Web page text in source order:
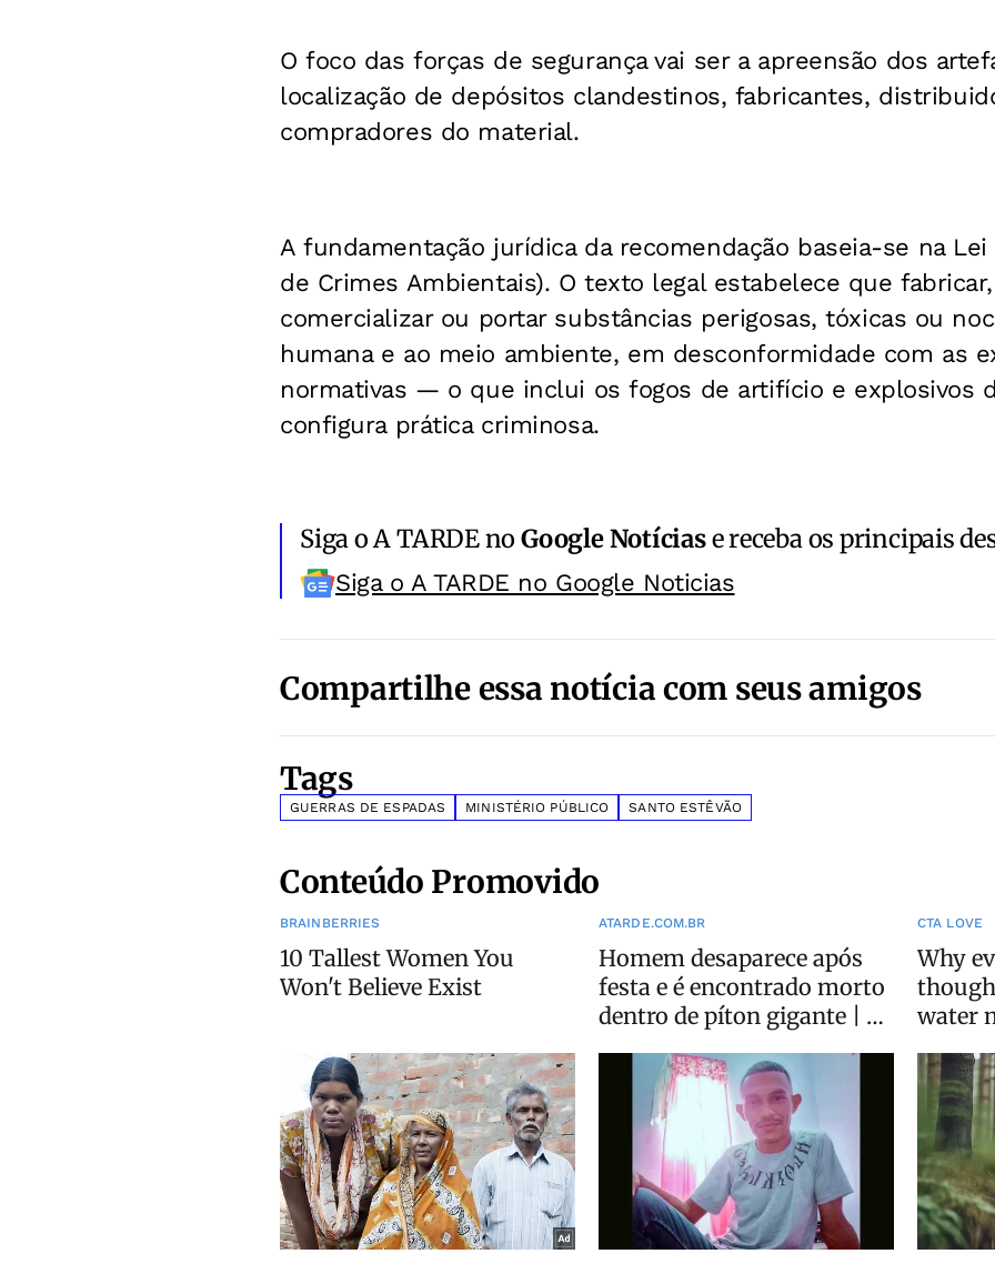
O foco das forças de segurança vai ser a apreensão dos
localização de depósitos clandestinos, fabricantes,
compradores do material.
A fundamentação jurídica da recomendação baseia-se na Lei
de Crimes Ambientais). O texto legal estabelece que
comercializar ou portar substâncias perigosas, tóxicas ou
humana e ao meio ambiente, em desconformidade com as
normativas — o que inclui os fogos de artifício e explosivos
configura prática criminosa.
Siga o A TARDE noGoogle Notíciase receba os principais
Siga o A TARDE no Google Noticias
Compartilhe essa notícia com seus amigos
Tags
GUERRAS DE ESPADAS MINISTÉRIO PÚBLICO SANTO ESTÊVÃO